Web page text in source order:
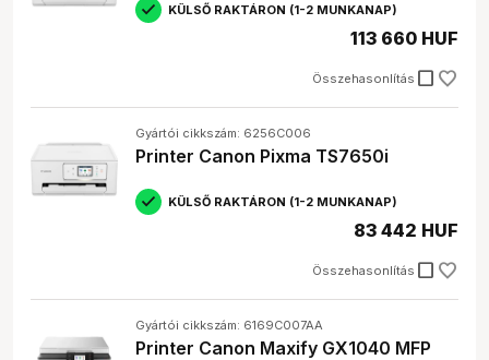
KÜLSŐ RAKTÁRON (1-2 MUNKANAP)
Összehasonlítás check_box_outline_blank
113 660 HUF
Gyártói cikkszám: 6256C006
Printer Canon Pixma TS7650i
KÜLSŐ RAKTÁRON (1-2 MUNKANAP)
Összehasonlítás check_box_outline_blank
83 442 HUF
Gyártói cikkszám: 6169C007AA
Printer Canon Maxify GX1040 MFP